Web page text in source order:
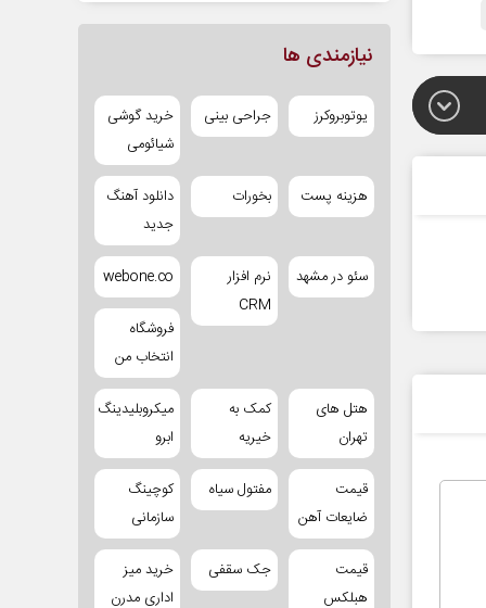
نیازمندی ها
یوتوبروکرز جراحی بینی
خرید گوشی
شیائومی
هزینه پست بخورات
دانلود آهنگ
جدید
سئو در مشهد
نرم افزار
CRM
webone.co
فروشگاه
انتخاب من
هتل های
تهران
کمک به
خیریه
میکروبلیدینگ
ابرو
قیمت
ضایعات آهن
مفتول سیاه
کوچینگ
سازمانی
قیمت
هبلکس
جک سقفی
خرید میز
اداری مدرن